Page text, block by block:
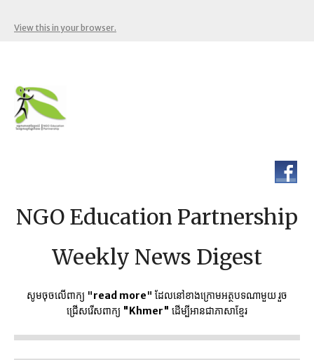
View this in your browser.
NGO Education Partnership
Weekly News Digest
សូមចុចលើពាក្យ "read more" ដែលនៅខាងក្រោមអត្ថបទណាមួយ​ រួច
ជ្រើសរើសពាក្យ "Khmer" ដើម្បីអានជាភាសាខ្មែរ